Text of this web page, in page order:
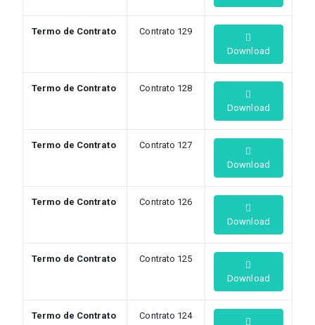
Termo de Contrato
Contrato 129
Download
Termo de Contrato
Contrato 128
Download
Termo de Contrato
Contrato 127
Download
Termo de Contrato
Contrato 126
Download
Termo de Contrato
Contrato 125
Download
Termo de Contrato Contrato 124